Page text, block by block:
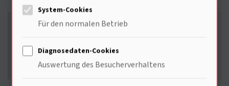
Die neue Benutzeroberfläche des Amazon Fire
Erkenne jetzt sofort, welchekostenlos sind. Eine
echte Erleichterung für Nutzer!
System-Cookies
Für den normalen Betrieb
Diagnosedaten-Cookies
Auswertung des Besucherverhaltens